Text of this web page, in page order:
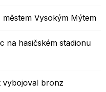
městem Vysokým Mýtem
na hasičském stadionu
vybojoval bronz